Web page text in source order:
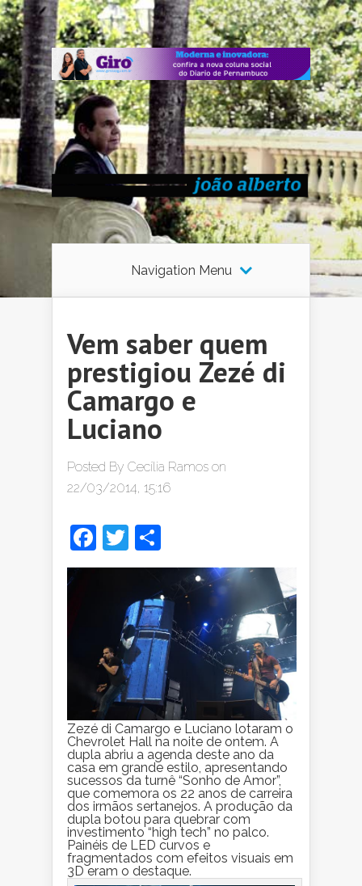
Navigation Menu
Vem saber quem
prestigiou Zezé di
Camargo e
Luciano
Posted By Cecília Ramos on
22/03/2014, 15:16
Facebook
Twitter
Zezé di Camargo e Luciano lotaram o
Chevrolet Hall na noite de ontem. A
dupla abriu a agenda deste ano da
casa em grande estilo, apresentando
sucessos da turnê “Sonho de Amor”,
que comemora os 22 anos de carreira
dos irmãos sertanejos. A produção da
dupla botou para quebrar com
investimento “high tech” no palco.
Painéis de LED curvos e
fragmentados com efeitos visuais em
3D eram o destaque.